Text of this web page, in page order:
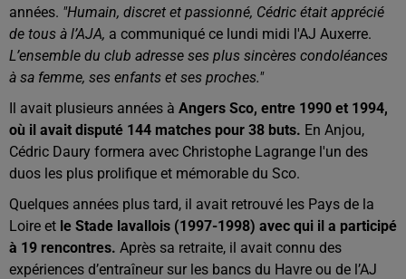
années. "Humain, discret et passionné, Cédric était apprécié
de tous à l’AJA, a communiqué ce lundi midi l'AJ Auxerre.
L’ensemble du club adresse ses plus sincères condoléances
à sa femme, ses enfants et ses proches."
Il avait plusieurs années à Angers Sco, entre 1990 et 1994,
où il avait disputé 144 matches pour 38 buts. En Anjou,
Cédric Daury formera avec Christophe Lagrange l'un des
duos les plus prolifique et mémorable du Sco.
Quelques années plus tard, il avait retrouvé les Pays de la
Loire et le Stade lavallois (1997-1998) avec qui il a participé
à 19 rencontres. Après sa retraite, il avait connu des
expériences d’entraîneur sur les bancs du Havre ou de l’AJ